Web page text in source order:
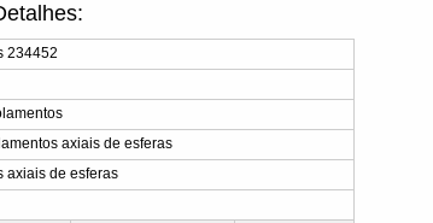
234452
axiais de esferas
axiais de esferas